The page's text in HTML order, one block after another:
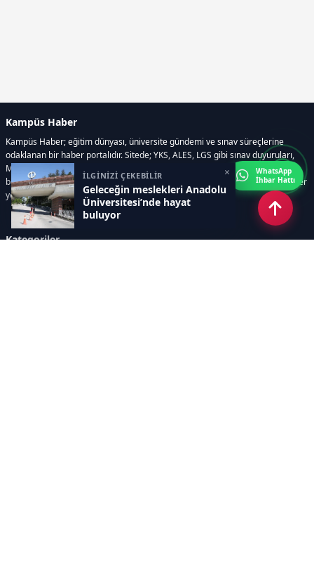
İLGİNİZİ ÇEKEBİLİR
Geleceğin meslekleri Anadolu
Üniversitesi’nde hayat
buluyor
×
Kampüs Haber
Kampüs Haber; eğitim dünyası, üniversite gündemi ve sınav süreçlerine
odaklanan bir haber portalıdır. Sitede; YKS, ALES, LGS gibi sınav duyuruları,
Milli Eğitim Bakanlığı gelişmeleri, üniversite haberleri, rehberlik içerikleri,
bilim ve teknoloji alanındaki yenilikler ile öğrenci yaşamına dair güncel bilgiler
yer alır.
Kategoriler
WhatsApp
İhbar Hattı